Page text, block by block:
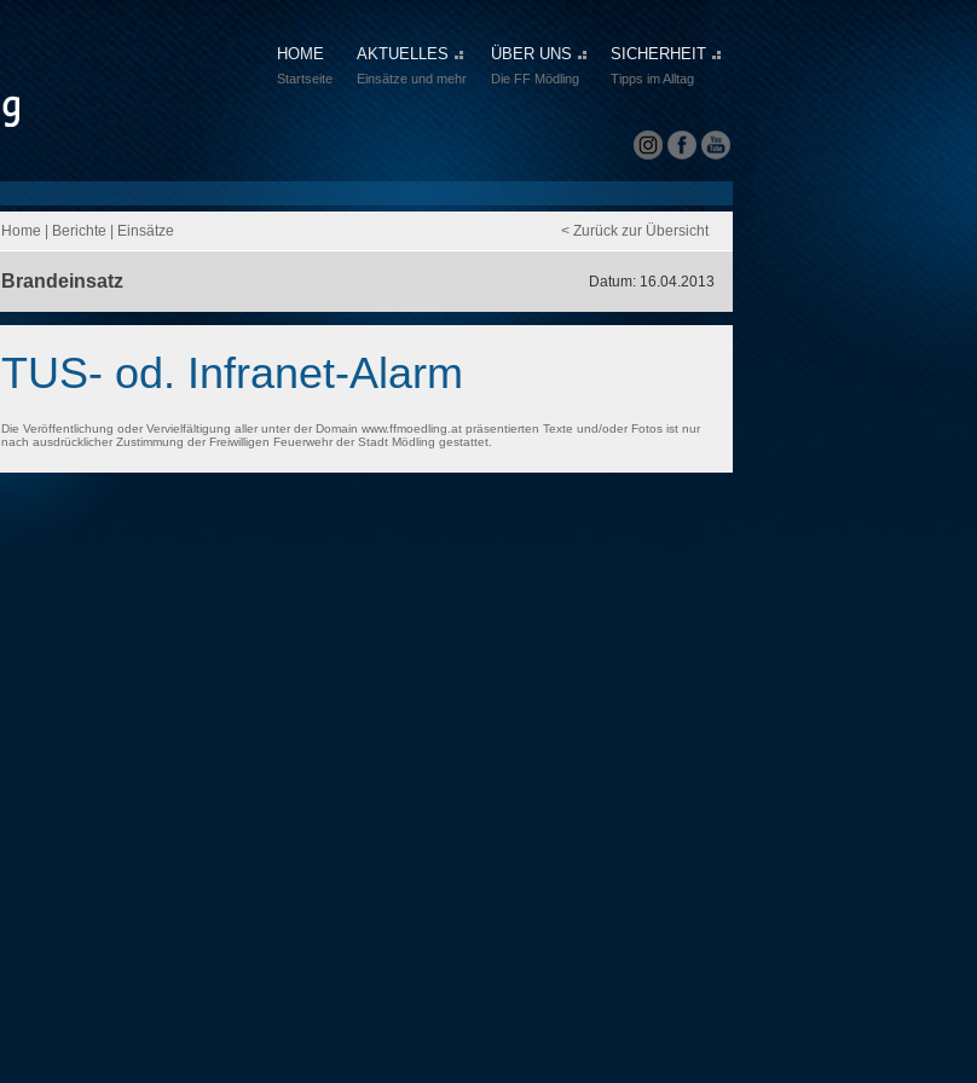
HOME
Startseite
AKTUELLES
Einsätze und mehr
ÜBER UNS
Die FF Mödling
SICHERHEIT
Tipps im Alltag
Home Berichte Einsätze < Zurück zur Übersicht
Brandeinsatz Datum: 16.04.2013
TUS- od. Infranet-Alarm
Die Veröffentlichung oder Vervielfältigung aller unter der Domain www.ffmoedling.at präsentierten Texte und/oder Fotos ist nur
nach ausdrücklicher Zustimmung der Freiwilligen Feuerwehr der Stadt Mödling gestattet.